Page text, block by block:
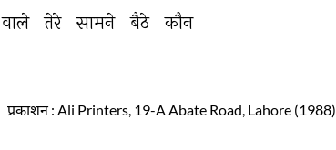
वाले तेरे सामने बैठे कौन
प्रकाशन: Ali Printers, 19-A Abate Road, Lahore (1988)